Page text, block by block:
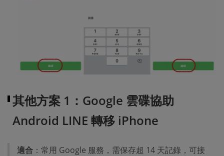
其他方案 1：Google 雲碟協助
Android LINE 轉移 iPhone
適合 ：常用 Google 服務，需保存超 14 天記錄，可接